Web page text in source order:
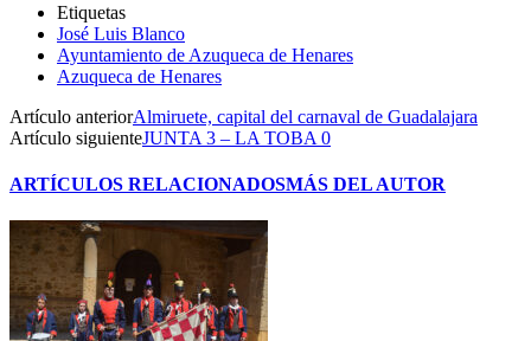
Etiquetas
José Luis Blanco
Ayuntamiento de Azuqueca de Henares
Azuqueca de Henares
Artículo anteriorAlmiruete, capital del carnaval de Guadalajara
Artículo siguienteJUNTA 3 – LA TOBA 0
ARTÍCULOS RELACIONADOSMÁS DEL AUTOR